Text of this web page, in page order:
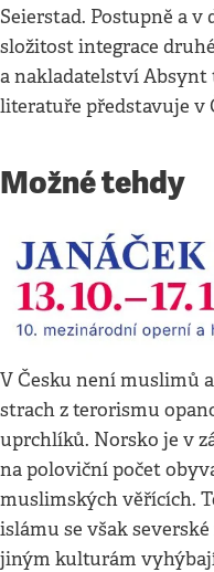
Seierstad. Postupně a
složitost integrace
a nakladatelství
literatuře představuje v
Možné tehdy
V Česku není muslimů
strach z terorismu
uprchlíků. Norsko je v
na poloviční počet
muslimských věřících.
islámu se však
jiným kulturám